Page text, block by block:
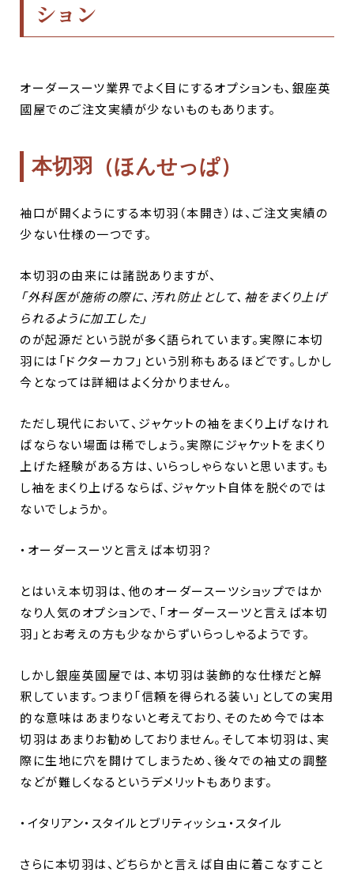
ション
オーダースーツ業界でよく目にするオプションも、銀座英
國屋でのご注文実績が少ないものもあります。
本切羽（ほんせっぱ）
袖口が開くようにする本切羽（本開き）は、ご注文実績の
少ない仕様の一つです。
本切羽の由来には諸説ありますが、
「外科医が施術の際に、汚れ防止として、袖をまくり上げ
られるように加工した」
のが起源だという説が多く語られています。実際に本切
羽には「ドクターカフ」という別称もあるほどです。しかし
今となっては詳細はよく分かりません。
ただし現代において、ジャケットの袖をまくり上げなけれ
ばならない場面は稀でしょう。実際にジャケットをまくり
上げた経験がある方は、いらっしゃらないと思います。も
し袖をまくり上げるならば、ジャケット自体を脱ぐのでは
ないでしょうか。
・オーダースーツと言えば本切羽？
とはいえ本切羽は、他のオーダースーツショップではか
なり人気のオプションで、「オーダースーツと言えば本切
羽」とお考えの方も少なからずいらっしゃるようです。
しかし銀座英國屋では、本切羽は装飾的な仕様だと解
釈しています。つまり「信頼を得られる装い」としての実用
的な意味はあまりないと考えており、そのため今では本
切羽はあまりお勧めしておりません。そして本切羽は、実
際に生地に穴を開けてしまうため、後々での袖丈の調整
などが難しくなるというデメリットもあります。
・イタリアン・スタイルとブリティッシュ・スタイル
さらに本切羽は、どちらかと言えば自由に着こなすこと